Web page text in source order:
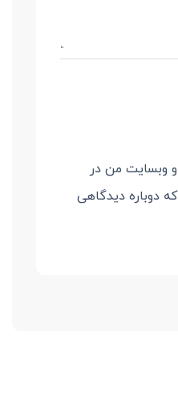
و وبسایت من در
که دوباره دیدگاهی